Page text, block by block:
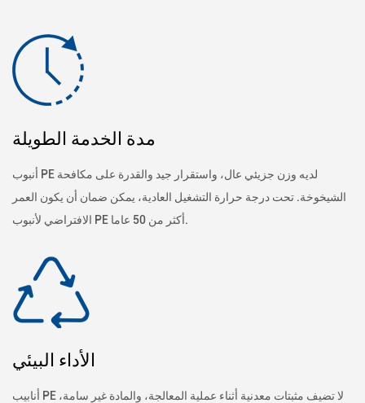
مدة الخدمة الطويلة
أنبوب PE لديه وزن جزيئي عال، واستقرار جيد والقدرة على مكافحة
الشيخوخة. تحت درجة حرارة التشغيل العادية، يمكن ضمان أن يكون العمر
الافتراضي لأنبوب PE أكثر من 50 عاما.
الأداء البيئي
أنابيب PE لا تضيف مثبتات معدنية أثناء عملية المعالجة، والمادة غير سامة،